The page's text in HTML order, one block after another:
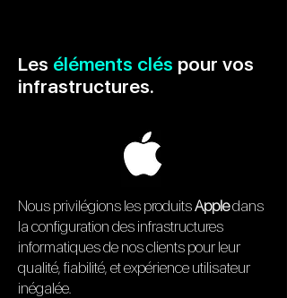
Les éléments clés pour vos
infrastructures.
Nous privilégions les produitsAppledans
la configuration des infrastructures
informatiques de nos clients pour leur
qualité, fiabilité, et expérience utilisateur
inégalée.